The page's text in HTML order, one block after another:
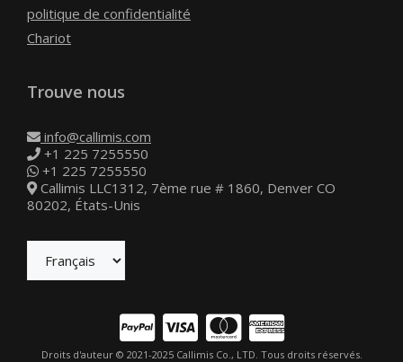
politique de confidentialité
Chariot
Trouve nous
info@callimis.com
+1 225 7255550
+1 225 7255550
Callimis LLC1312, 7ème rue # 1860, Denver CO
80202, États-Unis
Droits d'auteur © 2021-2025 Callimis Co., LTD. Tous droits réservés.
Article ajouté au panier